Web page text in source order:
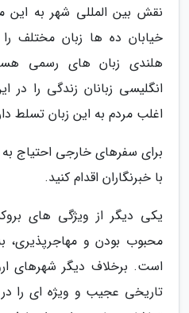
نقش بین المللی شهر به
خیابان ده ها زبان مختلف
هلندی زبان های رسمی
انگلیسی زبانان زندگی را
اغلب مردم به این زبان تسلط
برای سفرهای خارجی احتیاج به
با خبرنگاران اقدام کنید.
یکی دیگر از ویژگی های
محبوب بودن و مهاجرپذیری،
است. برخلاف دیگر شهرهای
تاریخی عجیب و ویژه ای را